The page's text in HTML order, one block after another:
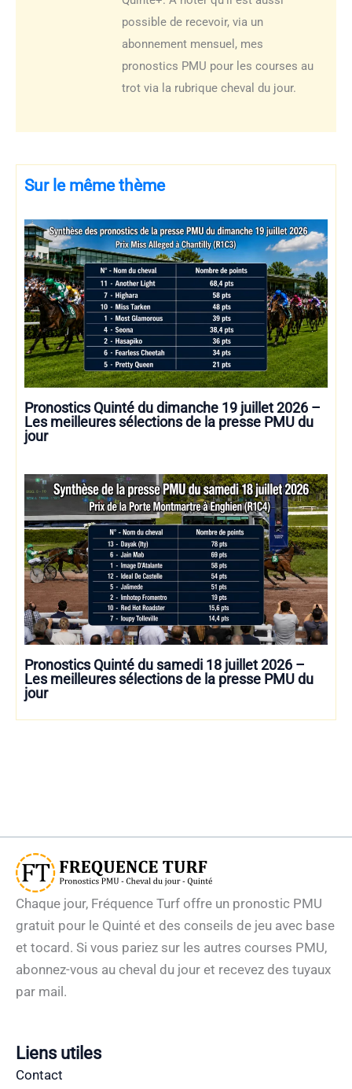
possible de recevoir, via un
abonnement mensuel, mes
pronostics PMU pour les courses au
trot via la rubrique cheval du jour.
Sur le même thème
Pronostics Quinté du dimanche 19 juillet 2026 –
Les meilleures sélections de la presse PMU du
jour
Pronostics Quinté du samedi 18 juillet 2026 –
Les meilleures sélections de la presse PMU du
jour
Chaque jour, Fréquence Turf offre un pronostic PMU
gratuit pour le Quinté et des conseils de jeu avec base
et tocard. Si vous pariez sur les autres courses PMU,
abonnez-vous au cheval du jour et recevez des tuyaux
par mail.
Liens utiles
Contact